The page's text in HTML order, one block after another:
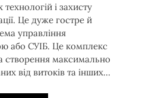
і захисту
Це дуже гостре й
управління
або СУІБ. Це комплекс
створення максимально
від витоків та інших…